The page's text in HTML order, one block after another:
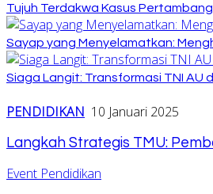
Tujuh Terdakwa Kasus
Sayap yang Menyelamatkan:
Siaga Langit: Transformasi TNI AU
PENDIDIKAN 10 Januari 2025
Langkah Strategis TMU:
Event Pendidikan